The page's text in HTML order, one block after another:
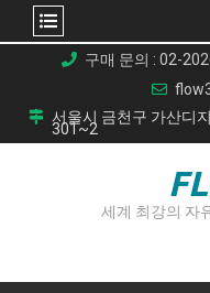
content
구매 문의 : 02-
서울시 금천구 가산디
301~2
세계 최강의 자